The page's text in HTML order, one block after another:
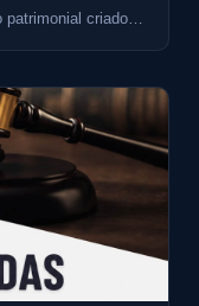
patrimonial criados